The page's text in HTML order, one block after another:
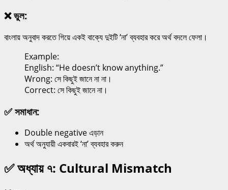
❌ ভুল:
বাংলায় অনুবাদ করতে গিয়ে একই বাক্যে দুইটি ‘না’ ব্যবহার করে অর্থ বদলে ফেলা।
Example:
English: “He doesn’t know anything.”
Wrong: সে কিছুই জানে না না।
Correct: সে কিছুই জানে না।
✅ সমাধান:
Double negative এড়ান
অর্থ অনুযায়ী একবারই ‘না’ ব্যবহার করুন
✅ অধ্যায় ৭: Cultural Mismatch